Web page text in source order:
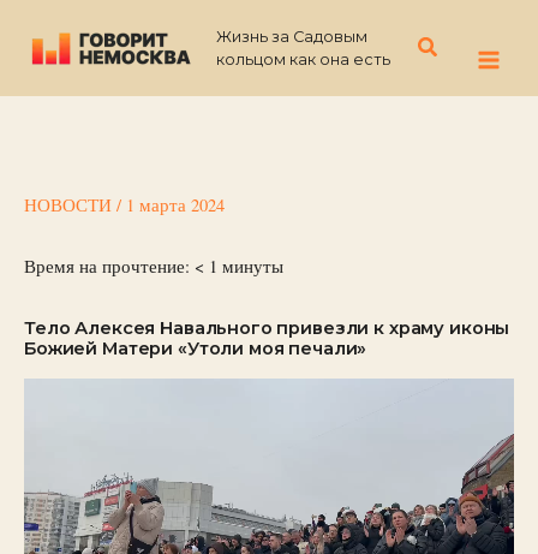
содержимому
Жизнь за Садовым
кольцом как она есть
Поиск
НОВОСТИ / 1 марта 2024
Время на прочтение: < 1 минуты
Тело Алексея Навального привезли к храму иконы
Божией Матери «Утоли моя печали»